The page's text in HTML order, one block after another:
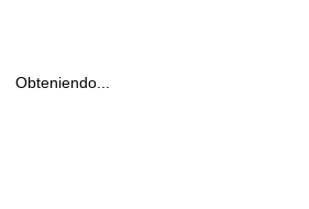
Obteniendo...